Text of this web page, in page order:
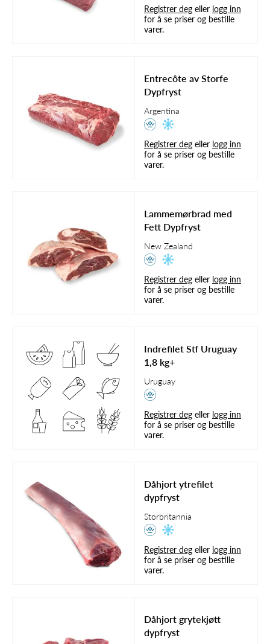
Registrer deg eller logg inn
for å se priser og bestille
varer.
Entrecôte av Storfe
Dypfryst
Argentina
Registrer deg eller logg inn
for å se priser og bestille
varer.
Lammemørbrad med
Fett Dypfryst
New Zealand
Registrer deg eller logg inn
for å se priser og bestille
varer.
Indrefilet Stf Uruguay
1,8 kg+
Uruguay
Registrer deg eller logg inn
for å se priser og bestille
varer.
Dåhjort ytrefilet
dypfryst
Storbritannia
Registrer deg eller logg inn
for å se priser og bestille
varer.
Dåhjort grytekjøtt
dypfryst